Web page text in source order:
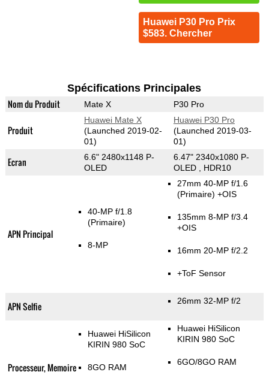
Huawei P30 Pro Prix
$583. Chercher
Spécifications Principales
Nom du Produit Mate X P30 Pro
Produit
Huawei Mate X
(Launched 2019-02-
01)
Huawei P30 Pro
(Launched 2019-03-
01)
Ecran
6.6" 2480x1148 P-
OLED
6.47" 2340x1080 P-
OLED , HDR10
APN Principal
40-MP f/1.8
(Primaire)
8-MP
27mm 40-MP f/1.6
(Primaire) +OIS
135mm 8-MP f/3.4
+OIS
16mm 20-MP f/2.2
+ToF Sensor
APN Selfie 26mm 32-MP f/2
Processeur, Memoire
Huawei HiSilicon
KIRIN 980 SoC
8GO RAM
Huawei HiSilicon
KIRIN 980 SoC
6GO/8GO RAM